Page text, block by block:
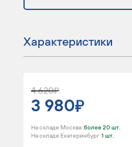
Характеристики
4 620
3 980
На складе Москва :более 20 шт.
На складе Екатеринбург :1 шт.